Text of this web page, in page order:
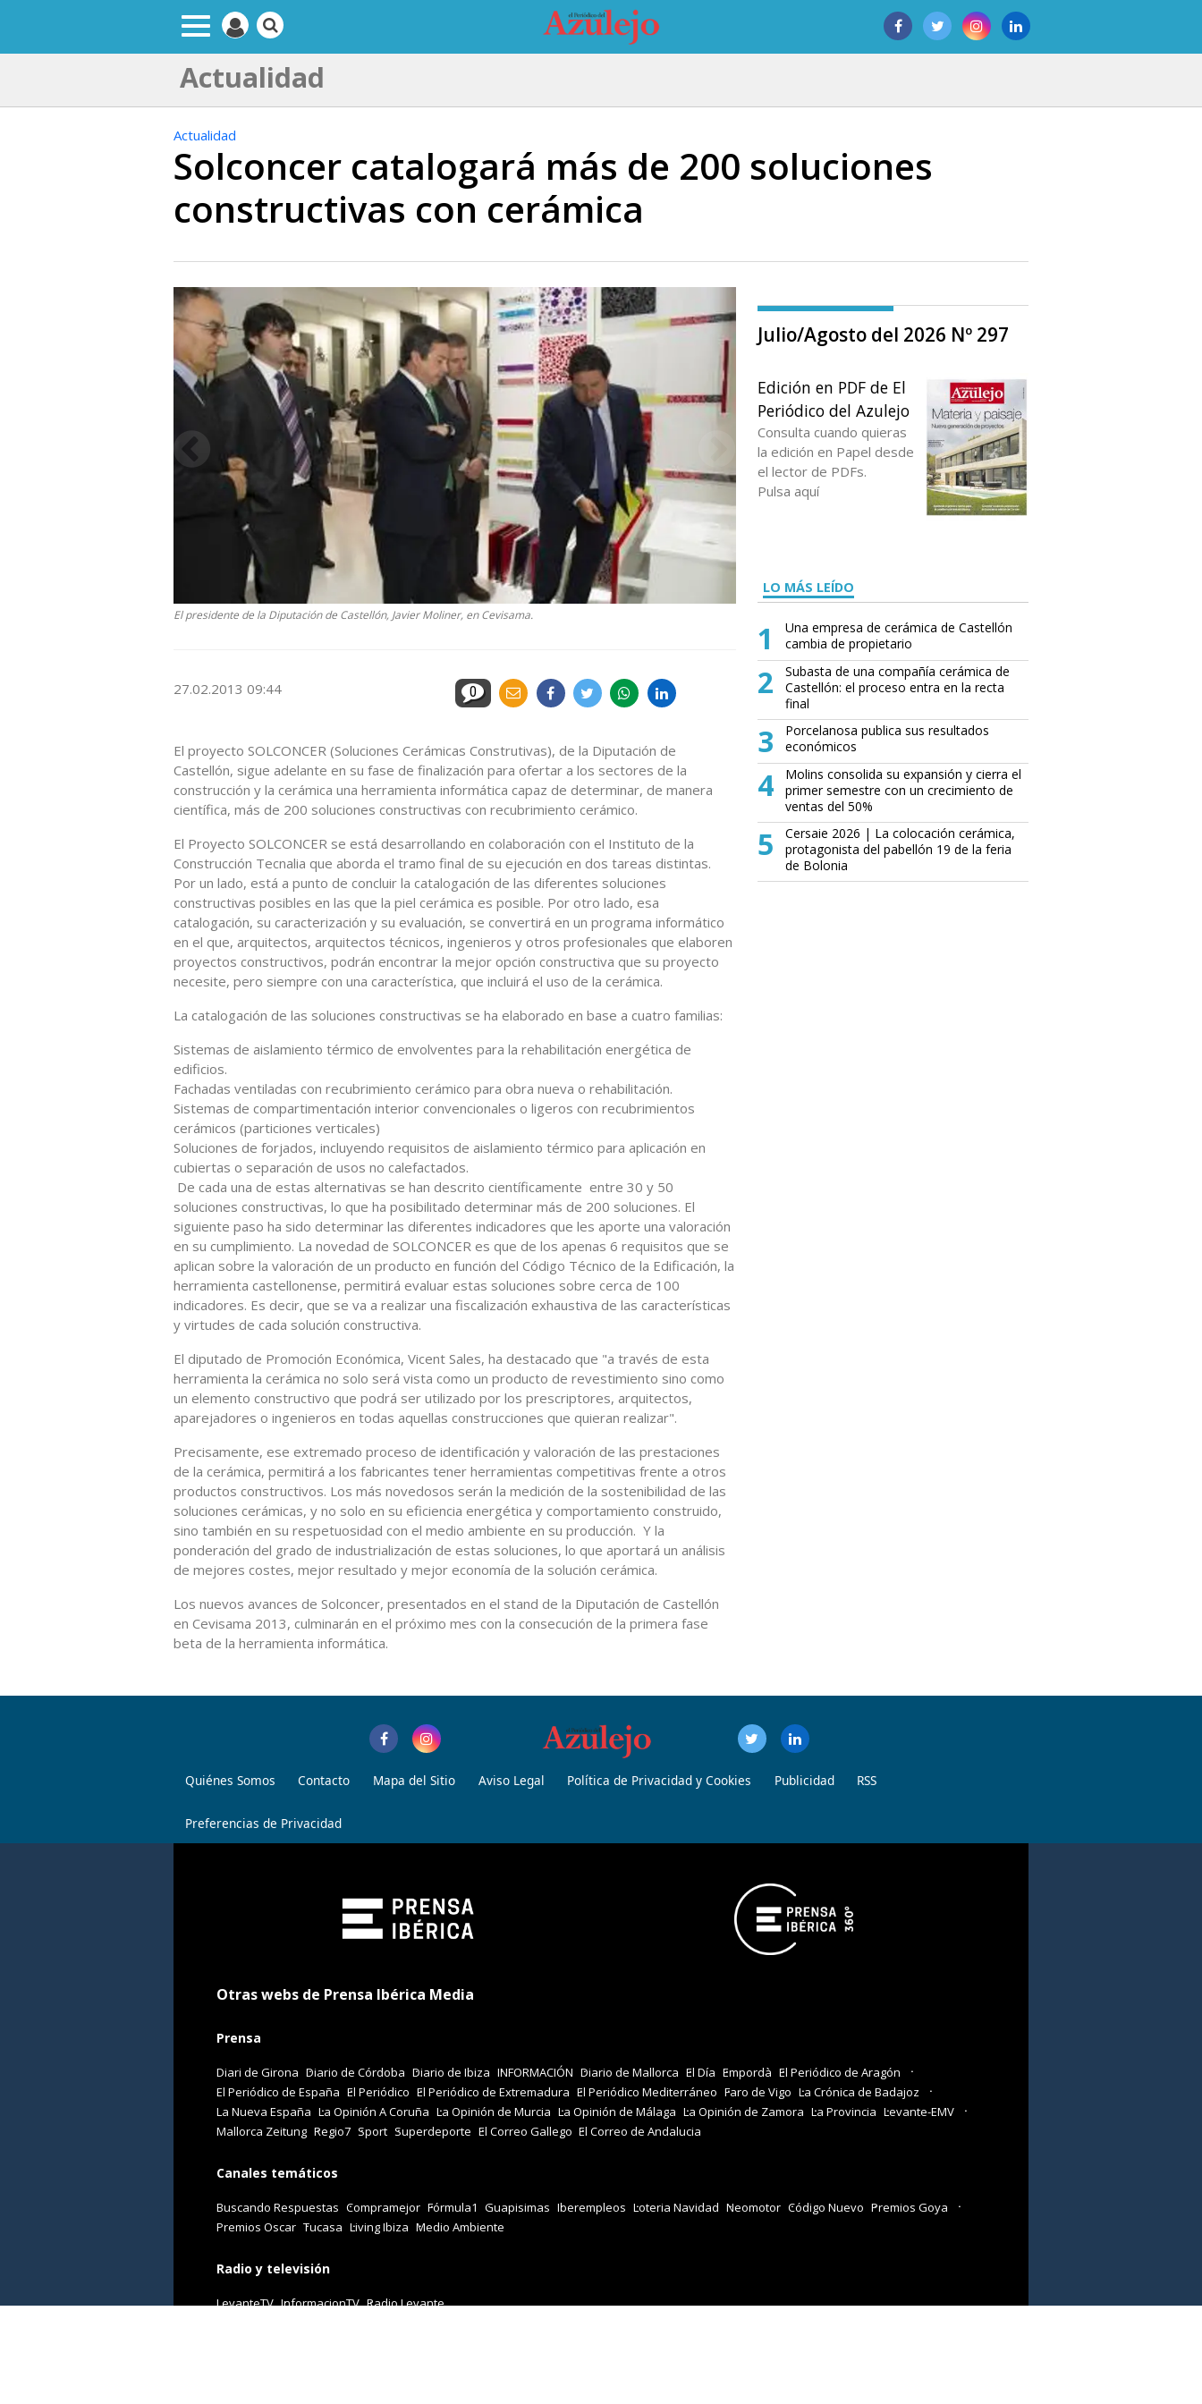
Actualidad
Actualidad
Solconcer catalogará más de 200 soluciones
constructivas con cerámica
El presidente de la Diputación de Castellón, Javier Moliner, en Cevisama.
27.02.2013 09:44 0
El proyecto SOLCONCER (Soluciones Cerámicas Construtivas), de la Diputación de
Castellón, sigue adelante en su fase de finalización para ofertar a los sectores de la
construcción y la cerámica una herramienta informática capaz de determinar, de manera
científica, más de 200 soluciones constructivas con recubrimiento cerámico.
El Proyecto SOLCONCER se está desarrollando en colaboración con el Instituto de la
Construcción Tecnalia que aborda el tramo final de su ejecución en dos tareas distintas.
Por un lado, está a punto de concluir la catalogación de las diferentes soluciones
constructivas posibles en las que la piel cerámica es posible. Por otro lado, esa
catalogación, su caracterización y su evaluación, se convertirá en un programa informático
en el que, arquitectos, arquitectos técnicos, ingenieros y otros profesionales que elaboren
proyectos constructivos, podrán encontrar la mejor opción constructiva que su proyecto
necesite, pero siempre con una característica, que incluirá el uso de la cerámica.
La catalogación de las soluciones constructivas se ha elaborado en base a cuatro familias:
Sistemas de aislamiento térmico de envolventes para la rehabilitación energética de
edificios.
Fachadas ventiladas con recubrimiento cerámico para obra nueva o rehabilitación.
Sistemas de compartimentación interior convencionales o ligeros con recubrimientos
cerámicos (particiones verticales)
Soluciones de forjados, incluyendo requisitos de aislamiento térmico para aplicación en
cubiertas o separación de usos no calefactados.
De cada una de estas alternativas se han descrito científicamente entre 30 y 50
soluciones constructivas, lo que ha posibilitado determinar más de 200 soluciones. El
siguiente paso ha sido determinar las diferentes indicadores que les aporte una valoración
en su cumplimiento. La novedad de SOLCONCER es que de los apenas 6 requisitos que se
aplican sobre la valoración de un producto en función del Código Técnico de la Edificación, la
herramienta castellonense, permitirá evaluar estas soluciones sobre cerca de 100
indicadores. Es decir, que se va a realizar una fiscalización exhaustiva de las características
y virtudes de cada solución constructiva.
El diputado de Promoción Económica, Vicent Sales, ha destacado que "a través de esta
herramienta la cerámica no solo será vista como un producto de revestimiento sino como
un elemento constructivo que podrá ser utilizado por los prescriptores, arquitectos,
aparejadores o ingenieros en todas aquellas construcciones que quieran realizar".
Precisamente, ese extremado proceso de identificación y valoración de las prestaciones
de la cerámica, permitirá a los fabricantes tener herramientas competitivas frente a otros
productos constructivos. Los más novedosos serán la medición de la sostenibilidad de las
soluciones cerámicas, y no solo en su eficiencia energética y comportamiento construido,
sino también en su respetuosidad con el medio ambiente en su producción. Y la
ponderación del grado de industrialización de estas soluciones, lo que aportará un análisis
de mejores costes, mejor resultado y mejor economía de la solución cerámica.
Los nuevos avances de Solconcer, presentados en el stand de la Diputación de Castellón
en Cevisama 2013, culminarán en el próximo mes con la consecución de la primera fase
beta de la herramienta informática.
Julio/Agosto del 2026 Nº 297
Edición en PDF de El
Periódico del Azulejo
Consulta cuando quieras
la edición en Papel desde
el lector de PDFs.
Pulsa aquí
LO MÁS LEÍDO
1
Una empresa de cerámica de Castellón
cambia de propietario
2
Subasta de una compañía cerámica de
Castellón: el proceso entra en la recta
final
3
Porcelanosa publica sus resultados
económicos
4
Molins consolida su expansión y cierra el
primer semestre con un crecimiento de
ventas del 50%
5
Cersaie 2026 | La colocación cerámica,
protagonista del pabellón 19 de la feria
de Bolonia
Quiénes Somos Contacto Mapa del Sitio Aviso Legal Política de Privacidad y Cookies Publicidad RSS
Preferencias de Privacidad
Otras webs de Prensa Ibérica Media
Prensa
Diari de Girona Diario de Córdoba Diario de Ibiza INFORMACIÓN Diario de Mallorca El Día Empordà El Periódico de Aragón
El Periódico de España El Periódico El Periódico de Extremadura El Periódico Mediterráneo Faro de Vigo La Crónica de Badajoz
La Nueva España La Opinión A Coruña La Opinión de Murcia La Opinión de Málaga La Opinión de Zamora La Provincia Levante-EMV
Mallorca Zeitung Regio7 Sport Superdeporte El Correo Gallego El Correo de Andalucia
Canales temáticos
Buscando Respuestas Compramejor Fórmula1 Guapisimas Iberempleos Loteria Navidad Neomotor Código Nuevo Premios Goya
Premios Oscar Tucasa Living Ibiza Medio Ambiente
Radio y televisión
LevanteTV InformacionTV Radio Levante